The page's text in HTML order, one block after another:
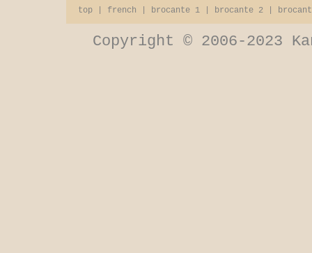
top french brocante 1 brocante 2
Copyright © 2006-2023